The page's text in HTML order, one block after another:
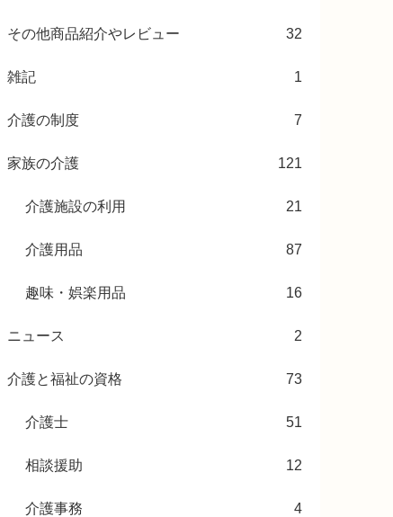
その他商品紹介やレビュー 32
雑記 1
介護の制度 7
家族の介護 121
介護施設の利用 21
介護用品 87
趣味・娯楽用品 16
ニュース 2
介護と福祉の資格 73
介護士 51
相談援助 12
介護事務 4